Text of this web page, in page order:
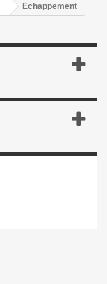
Echappement